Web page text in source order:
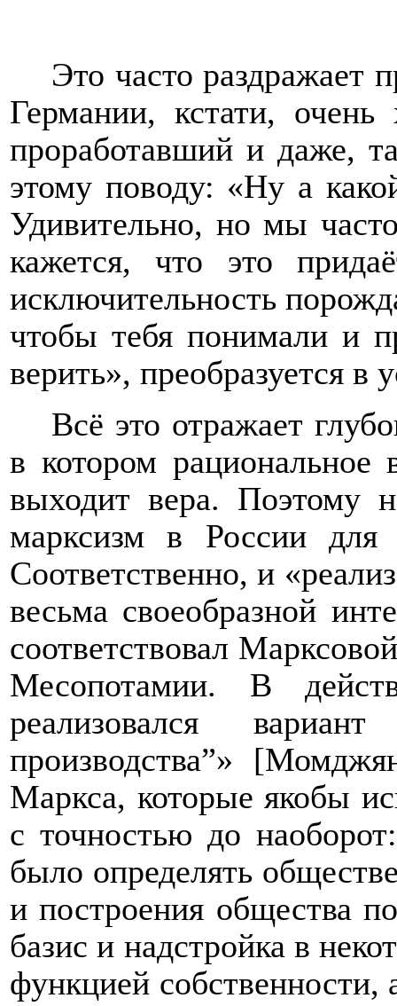
Это часто раздражает
Германии, кстати,
проработавший и даже,
этому поводу: «Ну а
Удивительно, но мы
кажется, что это
исключительность
чтобы тебя понимали и
верить», преобразуется
Всё это отражает
в котором рациональное
выходит вера. Поэтому
марксизм в России для
Соответственно, и
весьма своеобразной
соответствовал
Месопотамии. В
реализовался
производства”»
Маркса, которые якобы
с точностью до
было определять
и построения общества
базис и надстройка в
функцией собственности,